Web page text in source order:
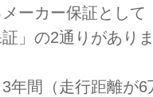
ーカー保証として
」の2通りがありま
年間（走行距離が6